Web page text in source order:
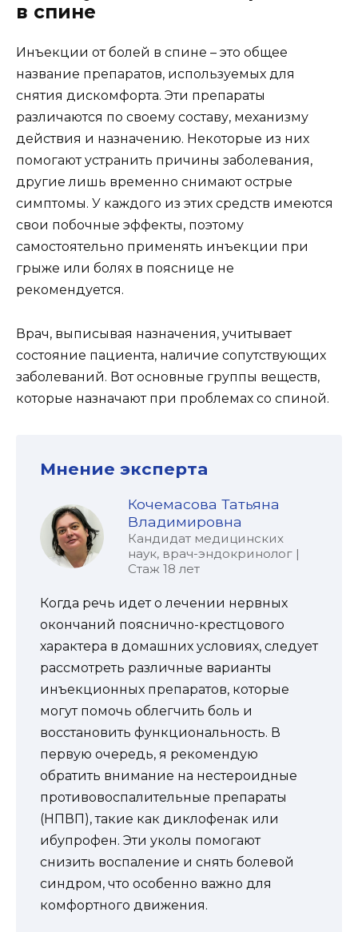
в спине
Инъекции от болей в спине – это общее
название препаратов, используемых для
снятия дискомфорта. Эти препараты
различаются по своему составу, механизму
действия и назначению. Некоторые из них
помогают устранить причины заболевания,
другие лишь временно снимают острые
симптомы. У каждого из этих средств имеются
свои побочные эффекты, поэтому
самостоятельно применять инъекции при
грыже или болях в пояснице не
рекомендуется.
Врач, выписывая назначения, учитывает
состояние пациента, наличие сопутствующих
заболеваний. Вот основные группы веществ,
которые назначают при проблемах со спиной.
Мнение эксперта
Кочемасова Татьяна
Владимировна
Кандидат медицинских
наук, врач-эндокринолог |
Стаж 18 лет
Когда речь идет о лечении нервных
окончаний пояснично-крестцового
характера в домашних условиях, следует
рассмотреть различные варианты
инъекционных препаратов, которые
могут помочь облегчить боль и
восстановить функциональность. В
первую очередь, я рекомендую
обратить внимание на нестероидные
противовоспалительные препараты
(НПВП), такие как диклофенак или
ибупрофен. Эти уколы помогают
снизить воспаление и снять болевой
синдром, что особенно важно для
комфортного движения.